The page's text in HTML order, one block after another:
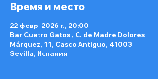
Время и место
22 февр. 2026 г., 20:00
Bar Cuatro Gatos , C. de Madre Dolores
Márquez, 11, Casco Antiguo, 41003
Sevilla, Испания